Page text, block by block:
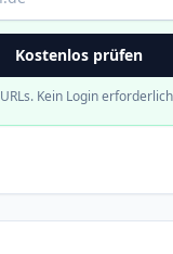
Kostenlos prüfen
Kein Login